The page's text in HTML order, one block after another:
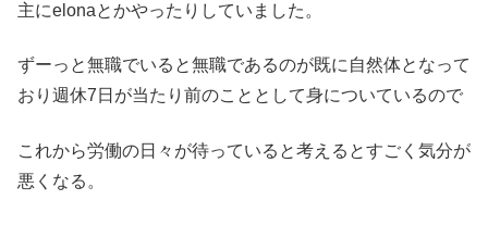
主にelonaとかやったりしていました。
ずーっと無職でいると無職であるのが既に自然体となって
おり週休7日が当たり前のこととして身についているので
これから労働の日々が待っていると考えるとすごく気分が
悪くなる。